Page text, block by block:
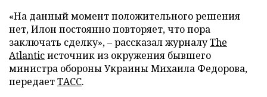
«На данный момент положительного решения
нет, Илон постоянно повторяет, что пора
заключать сделку», – рассказал журналуThe
Atlanticисточник из окружения бывшего
министра обороны Украины Михаила Федорова,
передаетТАСС.